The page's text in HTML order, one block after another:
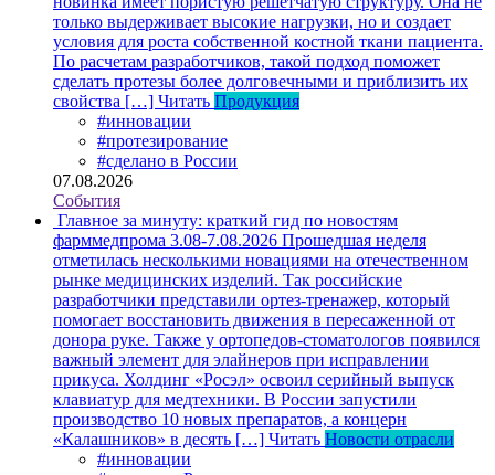
только выдерживает высокие нагрузки, но и создает
условия для роста собственной костной ткани пациента.
По расчетам разработчиков, такой подход поможет
сделать протезы более долговечными и приблизить их
свойства […] Читать Продукция
#инновации
#протезирование
#сделано в России
07.08.2026
События
Главное за минуту: краткий гид по новостям
фарммедпрома 3.08-7.08.2026 Прошедшая неделя
отметилась несколькими новациями на отечественном
рынке медицинских изделий. Так российские
разработчики представили ортез-тренажер, который
помогает восстановить движения в пересаженной от
донора руке. Также у ортопедов-стоматологов появился
важный элемент для элайнеров при исправлении
прикуса. Холдинг «Росэл» освоил серийный выпуск
клавиатур для медтехники. В России запустили
производство 10 новых препаратов, а концерн
«Калашников» в десять […] Читать Новости отрасли
#инновации